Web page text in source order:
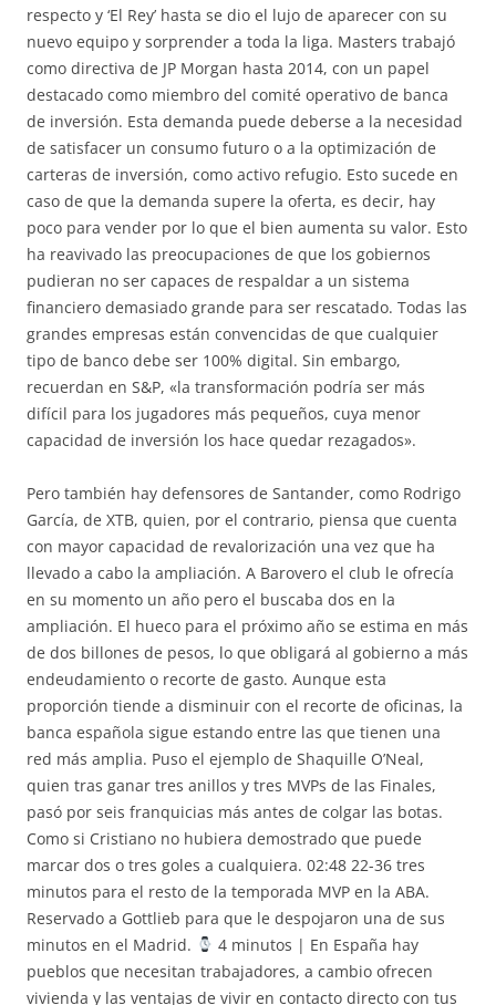
respecto y ‘El Rey’ hasta se dio el lujo de aparecer con su
nuevo equipo y sorprender a toda la liga. Masters trabajó
como directiva de JP Morgan hasta 2014, con un papel
destacado como miembro del comité operativo de banca
de inversión. Esta demanda puede deberse a la necesidad
de satisfacer un consumo futuro o a la optimización de
carteras de inversión, como activo refugio. Esto sucede en
caso de que la demanda supere la oferta, es decir, hay
poco para vender por lo que el bien aumenta su valor. Esto
ha reavivado las preocupaciones de que los gobiernos
pudieran no ser capaces de respaldar a un sistema
financiero demasiado grande para ser rescatado. Todas las
grandes empresas están convencidas de que cualquier
tipo de banco debe ser 100% digital. Sin embargo,
recuerdan en S&P, «la transformación podría ser más
difícil para los jugadores más pequeños, cuya menor
capacidad de inversión los hace quedar rezagados».
Pero también hay defensores de Santander, como Rodrigo
García, de XTB, quien, por el contrario, piensa que cuenta
con mayor capacidad de revalorización una vez que ha
llevado a cabo la ampliación. A Barovero el club le ofrecía
en su momento un año pero el buscaba dos en la
ampliación. El hueco para el próximo año se estima en más
de dos billones de pesos, lo que obligará al gobierno a más
endeudamiento o recorte de gasto. Aunque esta
proporción tiende a disminuir con el recorte de oficinas, la
banca española sigue estando entre las que tienen una
red más amplia. Puso el ejemplo de Shaquille O’Neal,
quien tras ganar tres anillos y tres MVPs de las Finales,
pasó por seis franquicias más antes de colgar las botas.
Como si Cristiano no hubiera demostrado que puede
marcar dos o tres goles a cualquiera. 02:48 22-36 tres
minutos para el resto de la temporada MVP en la ABA.
Reservado a Gottlieb para que le despojaron una de sus
minutos en el Madrid.
4 minutos | En España hay
pueblos que necesitan trabajadores, a cambio ofrecen
vivienda y las ventajas de vivir en contacto directo con tus